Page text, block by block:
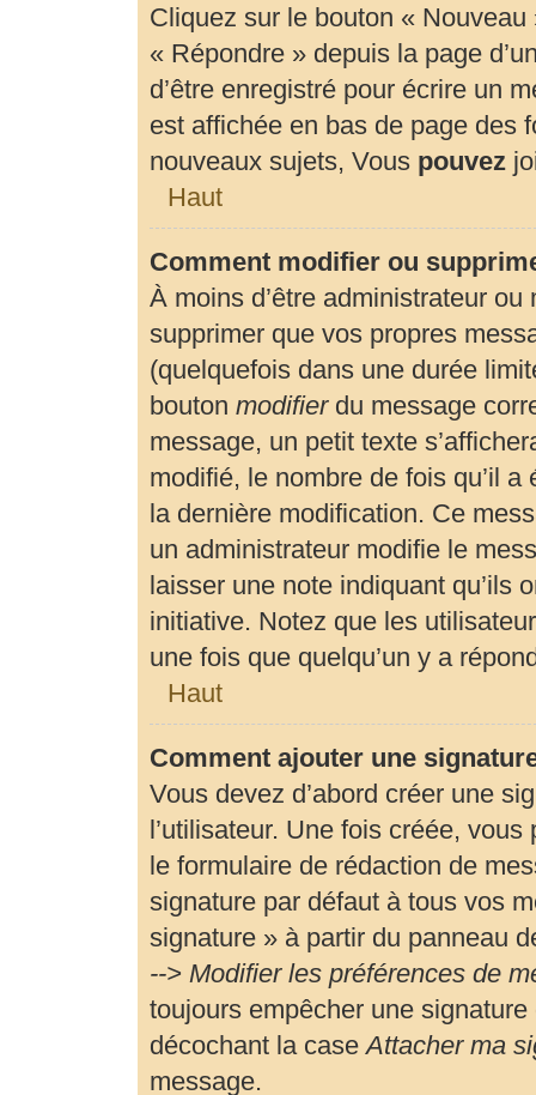
Cliquez sur le bouton « Nouveau
« Répondre » depuis la page
d’être enregistré pour écrire un
est affichée en bas de page des
nouveaux sujets, Vous pouvez
Haut
Comment modifier ou
À moins d’être administrateur
supprimer que vos propres
(quelquefois dans une durée
bouton modifierdu message
message, un petit texte
modifié, le nombre de fois qu’il
la dernière modification. Ce
un administrateur modifie le
laisser une note indiquant qu’ils
initiative. Notez que les
une fois que quelqu’un y a
Haut
Comment ajouter une
Vous devez d’abord créer une
l’utilisateur. Une fois créée,
le formulaire de rédaction de
signature par défaut à tous vos
signature » à partir du panneau
--> Modifier les préférences de
toujours empêcher une
décochant la caseAttacher ma
message.